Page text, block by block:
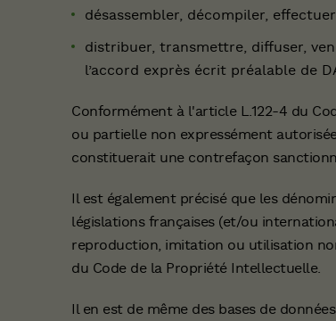
désassembler, décompiler,
distribuer, transmettre, diffuser,
l’accord exprès écrit préalable de
Conformément à l'article L.122-4 du
ou partielle non expressément
constituerait une contrefaçon
Il est également précisé que les
législations françaises (et/ou
reproduction, imitation ou utilisation
du Code de la Propriété Intellectuelle.
Il en est de même des bases de